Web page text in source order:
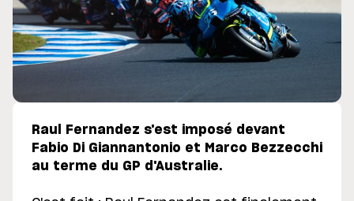
Raul Fernandez s'est imposé devant
Fabio Di Giannantonio et Marco Bezzecchi
au terme du GP d'Australie.